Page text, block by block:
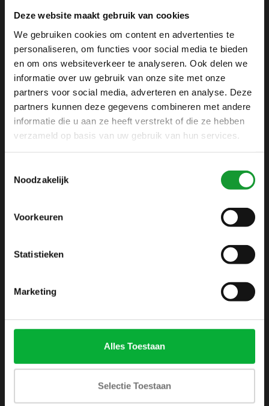
Deze website maakt gebruik van cookies
We gebruiken cookies om content en advertenties te
personaliseren, om functies voor social media te bieden
en om ons websiteverkeer te analyseren. Ook delen we
informatie over uw gebruik van onze site met onze
partners voor social media, adverteren en analyse. Deze
partners kunnen deze gegevens combineren met andere
informatie die u aan ze heeft verstrekt of die ze hebben
verzameld op basis van uw gebruik van hun services.
Noodzakelijk
Voorkeuren
Statistieken
Marketing
Alles Toestaan
Selectie Toestaan
SHIRTSUPPLIER.NL
Webshop voor mannen
Zijlijnstraat 24
1433 DC
+31 6 42 52 32 80
+31 6 42 52 32 80
Disclaimer
Privacy Policy